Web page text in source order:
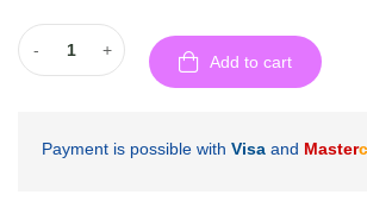
- +
Add to cart
Payment is possible with Visa and Master